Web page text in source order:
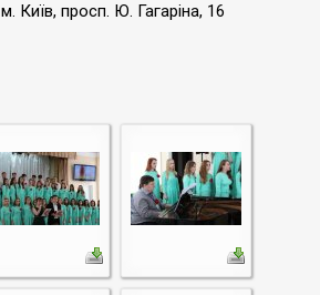
м. Київ, просп. Ю. Гагаріна, 16